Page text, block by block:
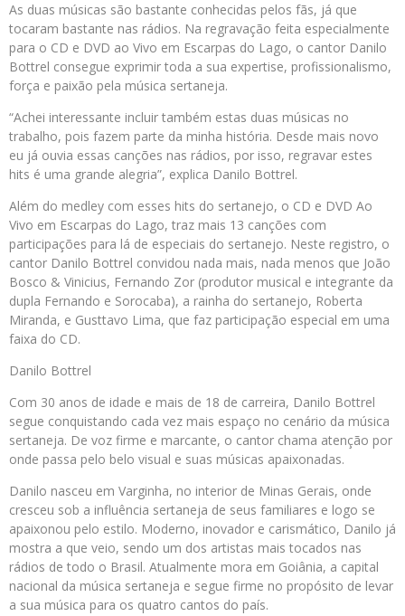
As duas músicas são bastante conhecidas pelos fãs, já que
tocaram bastante nas rádios. Na regravação feita especialmente
para o CD e DVD ao Vivo em Escarpas do Lago, o cantor Danilo
Bottrel consegue exprimir toda a sua expertise, profissionalismo,
força e paixão pela música sertaneja.
“Achei interessante incluir também estas duas músicas no
trabalho, pois fazem parte da minha história. Desde mais novo
eu já ouvia essas canções nas rádios, por isso, regravar estes
hits é uma grande alegria”, explica Danilo Bottrel.
Além do medley com esses hits do sertanejo, o CD e DVD Ao
Vivo em Escarpas do Lago, traz mais 13 canções com
participações para lá de especiais do sertanejo. Neste registro, o
cantor Danilo Bottrel convidou nada mais, nada menos que João
Bosco & Vinicius, Fernando Zor (produtor musical e integrante da
dupla Fernando e Sorocaba), a rainha do sertanejo, Roberta
Miranda, e Gusttavo Lima, que faz participação especial em uma
faixa do CD.
Danilo Bottrel
Com 30 anos de idade e mais de 18 de carreira, Danilo Bottrel
segue conquistando cada vez mais espaço no cenário da música
sertaneja. De voz firme e marcante, o cantor chama atenção por
onde passa pelo belo visual e suas músicas apaixonadas.
Danilo nasceu em Varginha, no interior de Minas Gerais, onde
cresceu sob a influência sertaneja de seus familiares e logo se
apaixonou pelo estilo. Moderno, inovador e carismático, Danilo já
mostra a que veio, sendo um dos artistas mais tocados nas
rádios de todo o Brasil. Atualmente mora em Goiânia, a capital
nacional da música sertaneja e segue firme no propósito de levar
a sua música para os quatro cantos do país.